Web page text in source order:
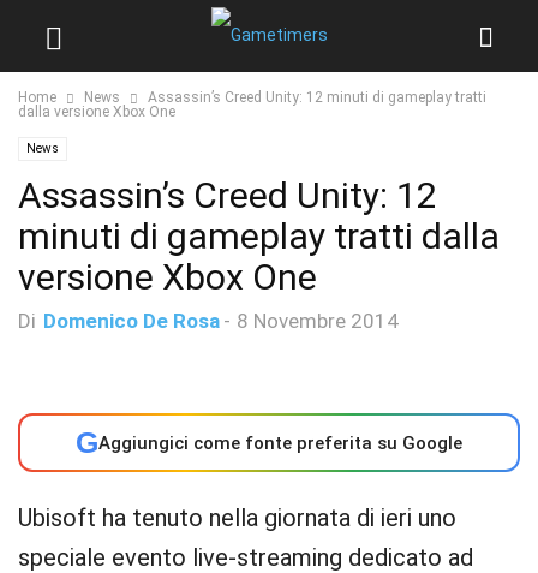
Home News
Assassin’s Creed Unity: 12 minuti di gameplay tratti
dalla versione Xbox One
News
Assassin’s Creed Unity: 12
minuti di gameplay tratti dalla
versione Xbox One
Di Domenico De Rosa - 8 Novembre 2014
GAggiungici come fonte preferita su Google
Ubisoft ha tenuto nella giornata di ieri uno
speciale evento live-streaming dedicato ad